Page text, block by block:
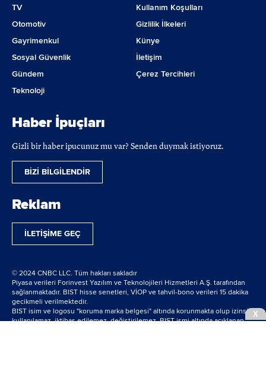
TV
Otomotiv
Gayrimenkul
Sosyal Güvenlik
Gündem
Teknoloji
Kullanım Koşulları
Gizlilik İlkeleri
Künye
İletişim
Çerez Tercihleri
Haber İpuçları
Gizli bir haber ipucunuz mu var? Senden duymak istiyoruz.
BİZİ BİLGİLENDİR
Reklam
İLETİŞİME GEÇ
© 2024 CNBC LLC. Tüm hakları sakladır
Piyasa verileri Forinvest Yazılım ve Teknolojileri Hizmetleri A.Ş. tarafından
sağlanmaktadır. BIST hisse senetleri, VİOP ve tahvil-bono verileri 15 dakika
gecikmeli verilmektedir.
BIST isim ve logosu "koruma marka belgesi" altında korunmakta olup izinsiz
kullanılamaz, iktibas edilemez, değiştirilemez. BIST ismi altında açıklanan
X